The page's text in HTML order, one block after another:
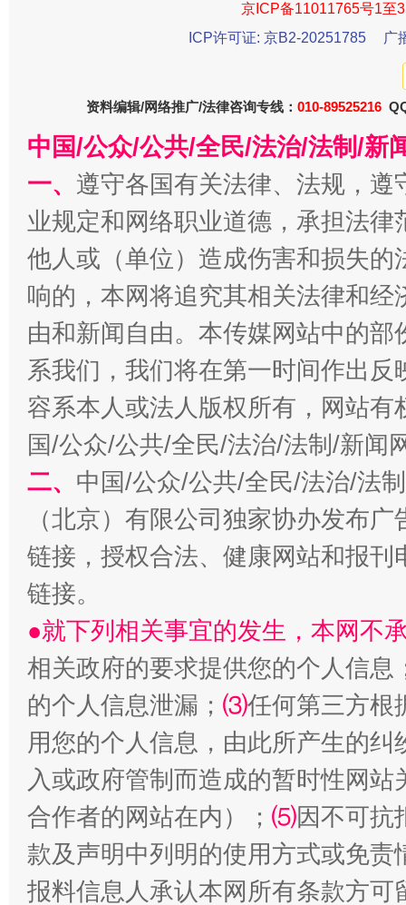
从幼
全民健身五年计划来了！等你上场
阿坝州三大球赛在茂县开幕 规模
国家大学科技园优化重塑工作
京ICP备11011765号1至
ICP许可证: 京B2-20251785
广
资料编辑/网络推广/法律咨询专线： 010-89525216
中国/公众/公共/全民/法治/法制/新
一、 遵守各国有关法律、法规，
业规定和网络职业道德，承担法
他人或（单位）造成伤害和损失
响的，本网将追究其相关法律和
由和新闻自由。本传媒网站中的
系我们，我们将在第一时间作出
容系本人或法人版权所有，网站
国/公众/公共/全民/法治/法制/新闻
二、 中国/公众/公共/全民/法治/法
（北京）有限公司独家协办发布
链接，授权合法、健康网站和报
链接。
●就下列相关事宜的发生，本网不
相关政府的要求提供您的个人信息
的个人信息泄漏； ⑶任何第三方根
用您的个人信息，由此所产生的纠
入或政府管制而造成的暂时性网
合作者的网站在内）； ⑸因不可抗
款及声明中列明的使用方式或免责
报料信息人承认本网所有条款方